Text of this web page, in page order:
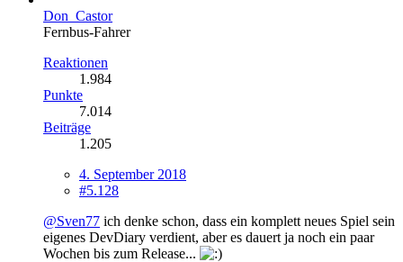
Don_Castor
Fernbus-Fahrer
Reaktionen
1.984
Punkte
7.014
Beiträge
1.205
4. September 2018
#5.128
@Sven77 ich denke schon, dass ein komplett neues Spiel sein
eigenes DevDiary verdient, aber es dauert ja noch ein paar
Wochen bis zum Release...